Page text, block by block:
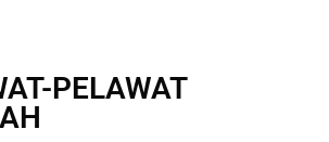
PELAWAT